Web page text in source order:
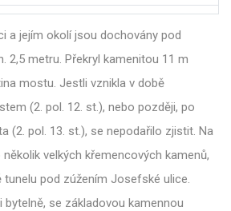
a jejím okolí jsou dochovány pod
2,5 metru. Překryl kamenitou 11 m
mostu. Jestli vznikla v době
(2. pol. 12. st.), nebo později, po
(2. pol. 13. st.), se nepodařilo zjistit. Na
velkých křemencových kamenů,
tunelu pod zúžením Josefské ulice.
bytelně, se základovou kamennou